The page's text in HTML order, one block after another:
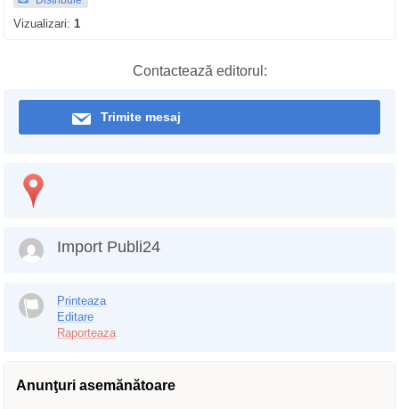
Vizualizari: 1
Contactează editorul:
Trimite mesaj
Import Publi24
Printeaza
Editare
Raporteaza
Anunţuri asemănătoare